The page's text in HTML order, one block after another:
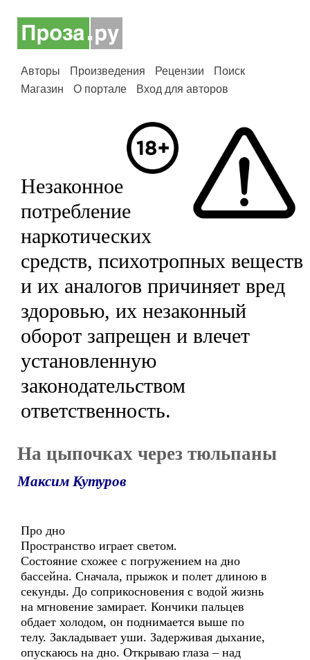
Авторы Произведения Рецензии
Поиск
Магазин
О портале Вход для авторов
Незаконное
потребление
наркотических
средств, психотропных веществ
и их аналогов причиняет вред
здоровью, их незаконный
оборот запрещен и влечет
установленную
законодательством
ответственность.
На цыпочках через тюльпаны
Максим Кутуров
Про дно
Пространство играет светом.
Состояние схожее с погружением на дно
бассейна. Сначала, прыжок и полет длиною в
секунды. До соприкосновения с водой жизнь
на мгновение замирает. Кончики пальцев
обдает холодом, он поднимается выше по
телу. Закладывает уши. Задерживая дыхание,
опускаюсь на дно. Открываю глаза – над